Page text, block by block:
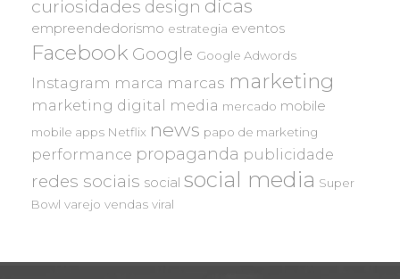
curiosidades design dicas
empreendedorismo estrategia eventos
Facebook Google Google Adwords
Instagram marca marcas marketing
marketing digital media mercado mobile
mobile apps Netflix news papo de marketing
performance propaganda publicidade
redes sociais social social media Super
Bowl varejo vendas viral